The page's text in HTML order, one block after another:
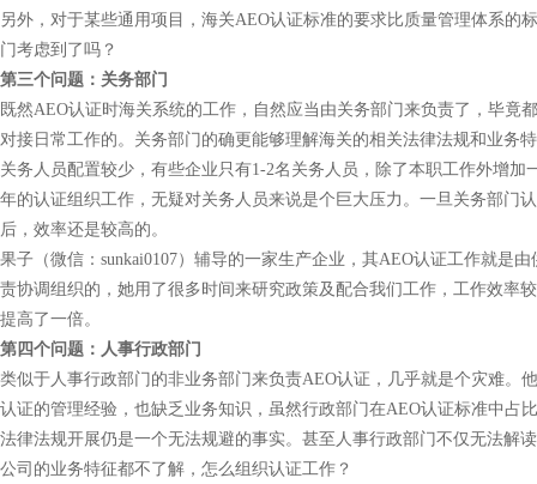
另外，对于某些通用项目，海关AEO认证标准的要求比质量管理体系的
门考虑到了吗？
第三个问题：关务部门
既然AEO认证时海关系统的工作，自然应当由关务部门来负责了，毕竟
对接日常工作的。关务部门的确更能够理解海关的相关法律法规和业务
关务人员配置较少，有些企业只有1-2名关务人员，除了本职工作外增加
年的认证组织工作，无疑对关务人员来说是个巨大压力。一旦关务部门
后，效率还是较高的。
果子（微信：sunkai0107）辅导的一家生产企业，其AEO认证工作就是
责协调组织的，她用了很多时间来研究政策及配合我们工作，工作效率
提高了一倍。
第四个问题：人事行政部门
类似于人事行政部门的非业务部门来负责AEO认证，几乎就是个灾难。
认证的管理经验，也缺乏业务知识，虽然行政部门在AEO认证标准中占
法律法规开展仍是一个无法规避的事实。甚至人事行政部门不仅无法解
公司的业务特征都不了解，怎么组织认证工作？